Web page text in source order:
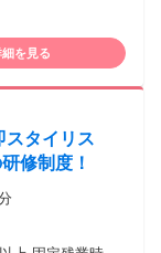
関連資格保有者
方 ◇お客様の課
い方 年齢の
定年のため））
細を見る
スタイリス
修制度！